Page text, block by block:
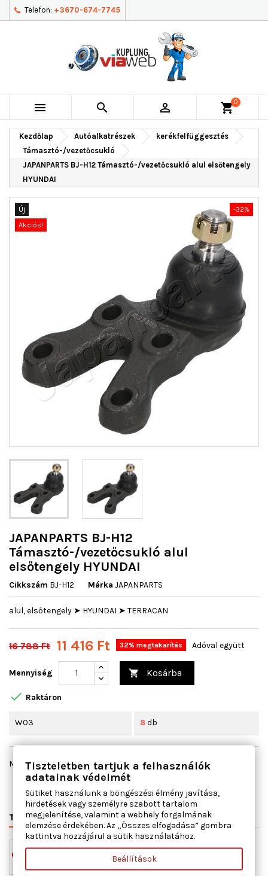
Telefon: +3670-674-7745
   shopping_cart0
Kezdőlap Autóalkatrészek
kerékfelfüggesztés
Támasztó-/vezetőcsukló
JAPANPARTS BJ-H12 Támasztó-/vezetőcsukló alul elsőtengely
HYUNDAI
Új
-32%
Akciós!
JAPANPARTS BJ-H12
Támasztó-/vezetőcsukló alul
elsőtengely HYUNDAI
Cikkszám BJ-H12 Márka JAPANPARTS
alul, elsőtengely ➤ HYUNDAI ➤ TERRACAN
16 788 Ft 11 416 Ft 32% megtakarítás Adóval együtt
Mennyiség  Kosárba
 Raktáron
W03 8db
Megosztás
TERMÉK RÉSZLETEI VÁLTÓSZÁMOK MIHEZ JÓ
Tiszteletben tartjuk a felhasználók
adatainak védelmét
Sütiket használunk a böngészési élmény javítása,
hirdetések vagy személyre szabott tartalom
megjelenítése, valamint a webhely forgalmának
elemzése érdekében. Az „Összes elfogadása” gombra
kattintva hozzájárul a sütik használatához.
Beállítások